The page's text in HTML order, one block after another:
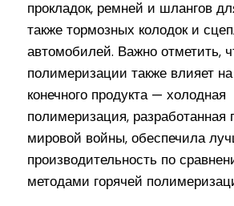
прокладок, ремней и шлангов
также тормозных колодок и
автомобилей. Важно отметить,
полимеризации также влияет на
конечного продукта — холодная
полимеризация, разработанная
мировой войны, обеспечила
производительность по
методами горячей